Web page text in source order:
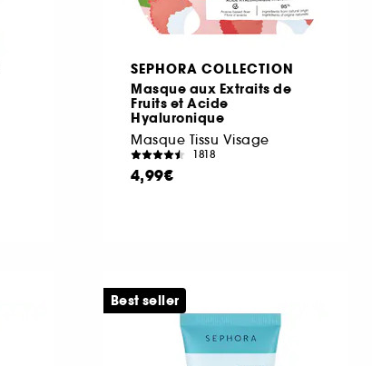
SEPHORA COLLECTION
Masque aux Extraits de
Fruits et Acide
Hyaluronique
Masque Tissu Visage
1818
4,99€
Best seller